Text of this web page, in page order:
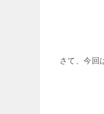
さて、今回